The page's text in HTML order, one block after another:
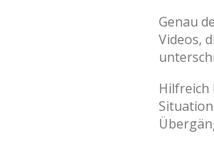
Genau
Videos,
Hilfreich